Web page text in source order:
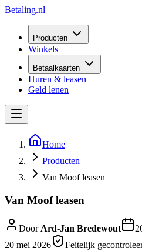
Betaling.nl
Producten
Winkels
Betaalkaarten
Huren & leasen
Geld lenen
Home
Producten
Van Moof leasen
Van Moof leasen
DoorArd-Jan Bredewout
20 mei 2026
Feitelijk